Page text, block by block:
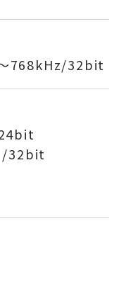
768kHz/32bit
/32bit